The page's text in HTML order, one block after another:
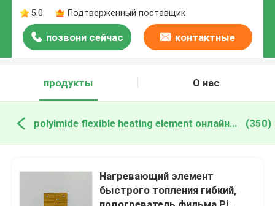
5.0
Подтверженный поставщик
позвони сейчас контактные
продукты
О нас
polyimide flexible heating element онлайн производство (350)
Нагревающий элемент
быстрого топления гибкий,